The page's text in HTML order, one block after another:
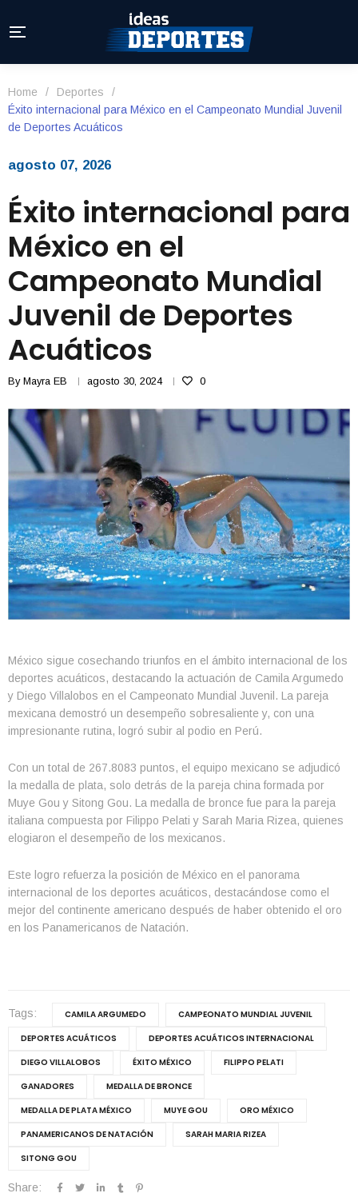
Home / Deportes
/
Éxito internacional para México en el Campeonato Mundial Juvenil
de Deportes Acuáticos
agosto 07, 2026
Éxito internacional para
México en el
Campeonato Mundial
Juvenil de Deportes
Acuáticos
By Mayra EB agosto 30, 2024 0
México sigue cosechando triunfos en el ámbito internacional de los
deportes acuáticos, destacando la actuación de Camila Argumedo
y Diego Villalobos en el Campeonato Mundial Juvenil. La pareja
mexicana demostró un desempeño sobresaliente y, con una
impresionante rutina, logró subir al podio en Perú.
Con un total de 267.8083 puntos, el equipo mexicano se adjudicó
la medalla de plata, solo detrás de la pareja china formada por
Muye Gou y Sitong Gou. La medalla de bronce fue para la pareja
italiana compuesta por Filippo Pelati y Sarah Maria Rizea, quienes
elogiaron el desempeño de los mexicanos.
Este logro refuerza la posición de México en el panorama
internacional de los deportes acuáticos, destacándose como el
mejor del continente americano después de haber obtenido el oro
en los Panamericanos de Natación.
Tags: CAMILA ARGUMEDO
CAMPEONATO MUNDIAL JUVENIL
DEPORTES ACUÁTICOS
DEPORTES ACUÁTICOS INTERNACIONAL
DIEGO VILLALOBOS
ÉXITO MÉXICO
FILIPPO PELATI
GANADORES
MEDALLA DE BRONCE
MEDALLA DE PLATA MÉXICO
MUYE GOU
ORO MÉXICO
PANAMERICANOS DE NATACIÓN
SARAH MARIA RIZEA
SITONG GOU
Share: